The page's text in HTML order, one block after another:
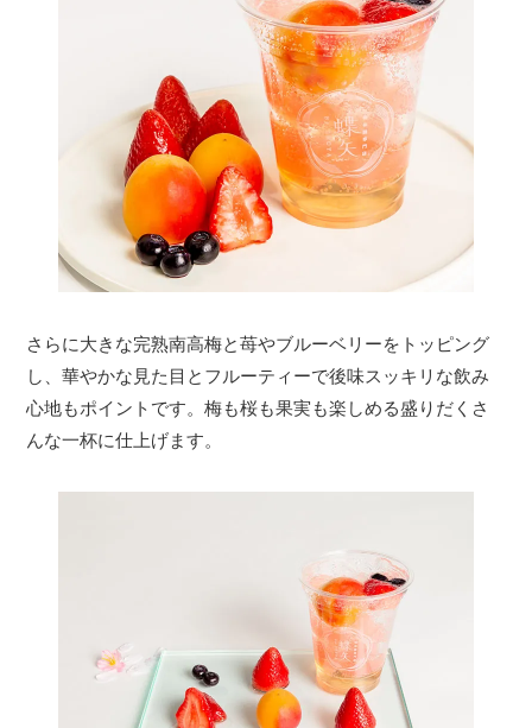
さらに大きな完熟南高梅と苺やブルーベリーをトッピング
し、華やかな見た目とフルーティーで後味スッキリな飲み
心地もポイントです。梅も桜も果実も楽しめる盛りだくさ
んな一杯に仕上げます。